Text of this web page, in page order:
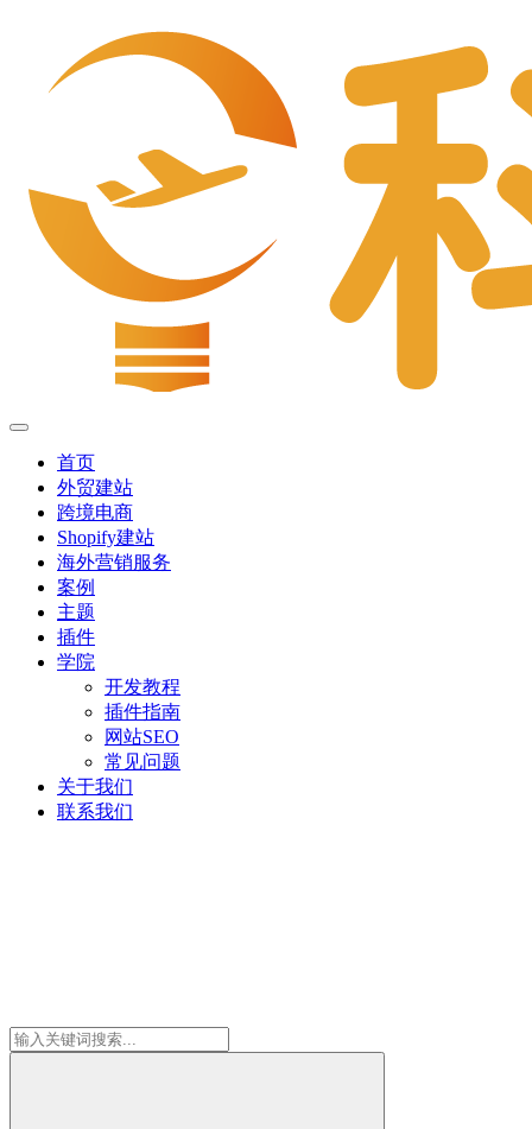
首页
外贸建站
跨境电商
Shopify建站
海外营销服务
案例
主题
插件
学院
开发教程
插件指南
网站SEO
常见问题
关于我们
联系我们